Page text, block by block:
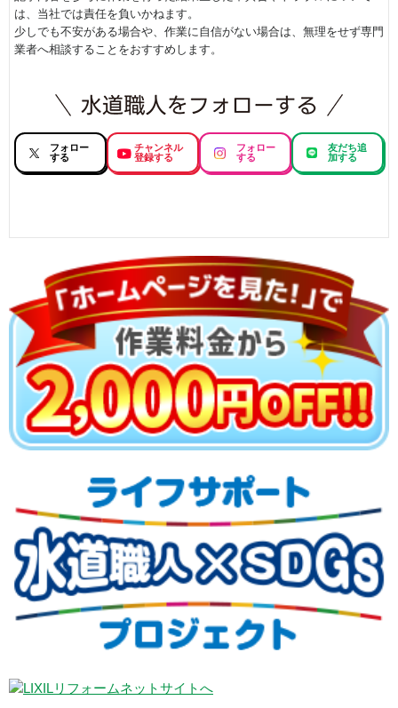
は、当社では責任を負いかねます。
少しでも不安がある場合や、作業に自信がない場合は、無理をせず専門
業者へ相談することをおすすめします。
フォロー
する
チャンネル
登録する
フォロー
する
友だち追
加する